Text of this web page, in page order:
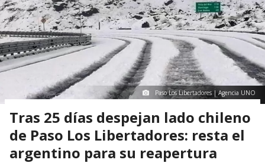
Paso Los Libertadores | Agencia UNO
Tras 25 días despejan lado chileno
de Paso Los Libertadores: resta el
argentino para su reapertura